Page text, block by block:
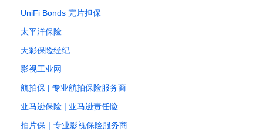
UniFi Bonds 完片担保
太平洋保险
天彩保险经纪
影视工业网
航拍保 | 专业航拍保险服务商
亚马逊保险 | 亚马逊责任险
拍片保｜专业影视保险服务商